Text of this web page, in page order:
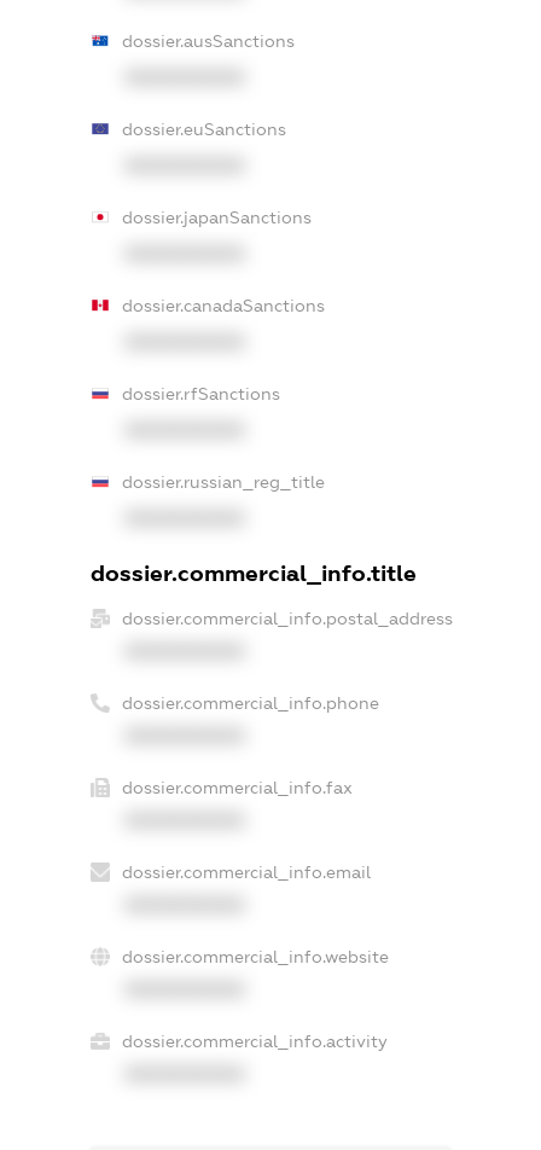
dossier.ausSanctions
dossier.euSanctions
dossier.japanSanctions
dossier.canadaSanctions
dossier.rfSanctions
dossier.russian_reg_title
dossier.commercial_info.title
dossier.commercial_info.postal_address
dossier.commercial_info.phone
dossier.commercial_info.fax
dossier.commercial_info.email
dossier.commercial_info.website
dossier.commercial_info.activity